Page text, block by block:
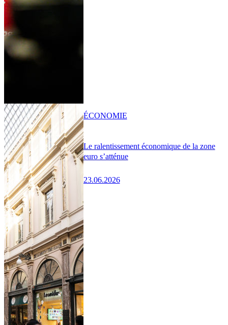
Le ralentissement économique de la zone
euro s’atténue
23.06.2026
ÉCONOMIE